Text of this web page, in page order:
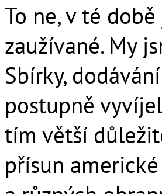
To ne, v té
zaužívané. My
Sbírky,
postupně
tím větší
přísun